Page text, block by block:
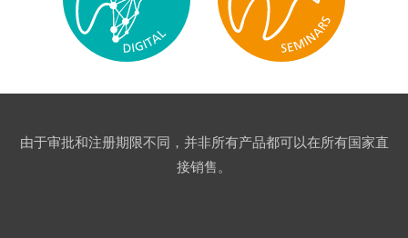
由于审批和注册期限不同，并非所有产品都可以在所有国家直
接销售。